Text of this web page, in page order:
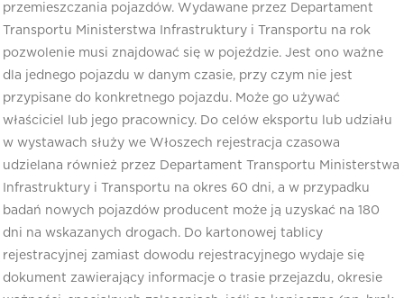
przemieszczania pojazdów. Wydawane przez Departament
Transportu Ministerstwa Infrastruktury i Transportu na rok
pozwolenie musi znajdować się w pojeździe. Jest ono ważne
dla jednego pojazdu w danym czasie, przy czym nie jest
przypisane do konkretnego pojazdu. Może go używać
właściciel lub jego pracownicy. Do celów eksportu lub udziału
w wystawach służy we Włoszech rejestracja czasowa
udzielana również przez Departament Transportu Ministerstwa
Infrastruktury i Transportu na okres 60 dni, a w przypadku
badań nowych pojazdów producent może ją uzyskać na 180
dni na wskazanych drogach. Do kartonowej tablicy
rejestracyjnej zamiast dowodu rejestracyjnego wydaje się
dokument zawierający informacje o trasie przejazdu, okresie